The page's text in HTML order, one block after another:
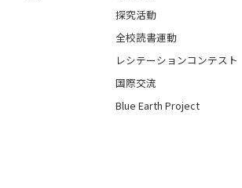
探究活動
全校読書運動
レシテーションコンテスト
国際交流
Blue Earth Project